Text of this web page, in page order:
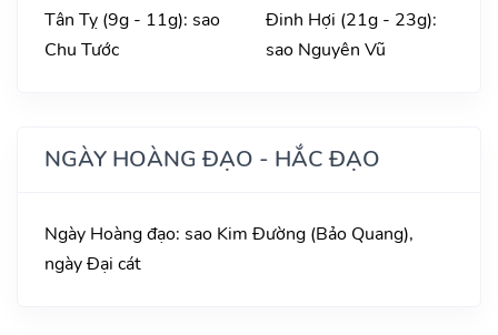
Tân Tỵ (9g - 11g): sao
Chu Tước
Đinh Hợi (21g - 23g):
sao Nguyên Vũ
NGÀY HOÀNG ĐẠO - HẮC ĐẠO
Ngày Hoàng đạo: sao Kim Đường (Bảo Quang),
ngày Đại cát